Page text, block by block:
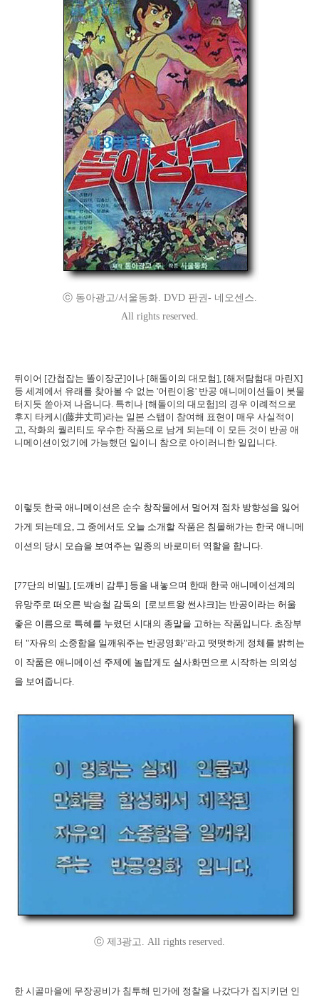
ⓒ 동아광고/서울동화. DVD 판권- 네오센스.
All rights reserved.
뒤이어 [간첩잡는 똘이장군]이나 [해돌이의 대모험], [해저탐험대 마린X]
등 세계에서 유래를 찾아볼 수 없는 '어린이용' 반공 애니메이션들이 봇물
터지듯 쏟아져 나옵니다. 특히나 [해돌이의 대모험]의 경우 이례적으로
후지 타케시(藤井丈司)라는 일본 스탭이 참여해 표현이 매우 사실적이
고, 작화의 퀄리티도 우수한 작품으로 남게 되는데 이 모든 것이 반공 애
니메이션이었기에 가능했던 일이니 참으로 아이러니한 일입니다.
이렇듯 한국 애니메이션은 순수 창작물에서 멀어져 점차 방향성을 잃어
가게 되는데요, 그 중에서도 오늘 소개할 작품은 침몰해가는 한국 애니메
이션의 당시 모습을 보여주는 일종의 바로미터 역할을 합니다.
[77단의 비밀], [도깨비 감투] 등을 내놓으며 한때 한국 애니메이션계의
유망주로 떠오른 박승철 감독의 [로보트왕 썬샤크]는 반공이라는 허울
좋은 이름으로 특혜를 누렸던 시대의 종말을 고하는 작품입니다. 초장부
터 "자유의 소중함을 일깨워주는 반공영화"라고 떳떳하게 정체를 밝히는
이 작품은 애니메이션 주제에 놀랍게도 실사화면으로 시작하는 의외성
을 보여줍니다.
ⓒ 제3광고. All rights reserved.
한 시골마을에 무장공비가 침투해 민가에 정찰을 나갔다가 집지키던 인